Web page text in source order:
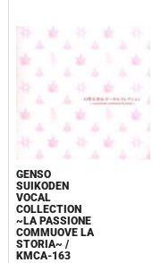
GENSO
SUIKODEN
VOCAL
COLLECTION
~LA PASSIONE
COMMUOVE LA
STORIA~ /
KMCA-163